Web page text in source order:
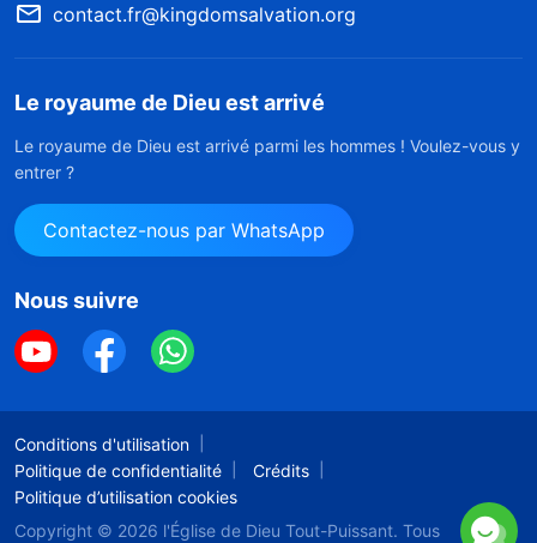
contact.fr@kingdomsalvation.org
Le royaume de Dieu est arrivé
Le royaume de Dieu est arrivé parmi les hommes ! Voulez-vous y
entrer ?
Contactez-nous par WhatsApp
Nous suivre
Conditions d'utilisation
Politique de confidentialité
Crédits
Politique d’utilisation cookies
Copyright © 2026 l'Église de Dieu Tout-Puissant. Tous